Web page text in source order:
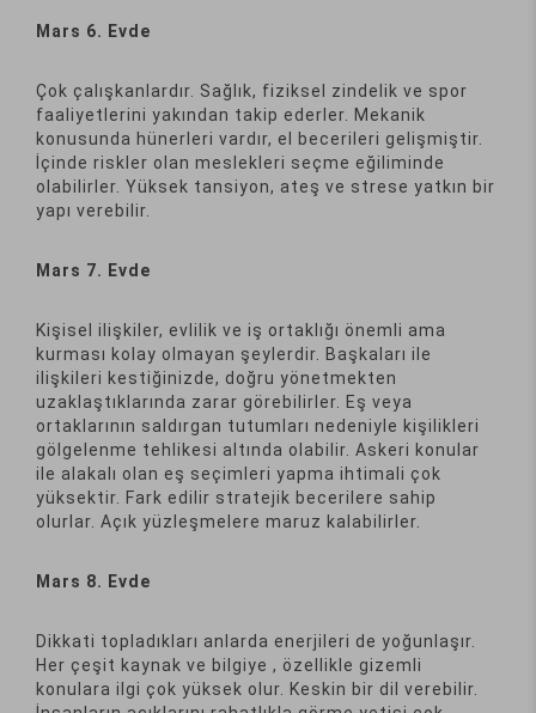
Mars 6. Evde
Çok çalışkanlardır. Sağlık, fiziksel zindelik ve spor
faaliyetlerini yakından takip ederler. Mekanik
konusunda hünerleri vardır, el becerileri gelişmiştir.
İçinde riskler olan meslekleri seçme eğiliminde
olabilirler. Yüksek tansiyon, ateş ve strese yatkın bir
yapı verebilir.
Mars 7. Evde
Kişisel ilişkiler, evlilik ve iş ortaklığı önemli ama
kurması kolay olmayan şeylerdir. Başkaları ile
ilişkileri kestiğinizde, doğru yönetmekten
uzaklaştıklarında zarar görebilirler. Eş veya
ortaklarının saldırgan tutumları nedeniyle kişilikleri
gölgelenme tehlikesi altında olabilir. Askeri konular
ile alakalı olan eş seçimleri yapma ihtimali çok
yüksektir. Fark edilir stratejik becerilere sahip
olurlar. Açık yüzleşmelere maruz kalabilirler.
Mars 8. Evde
Dikkati topladıkları anlarda enerjileri de yoğunlaşır.
Her çeşit kaynak ve bilgiye , özellikle gizemli
konulara ilgi çok yüksek olur. Keskin bir dil verebilir.